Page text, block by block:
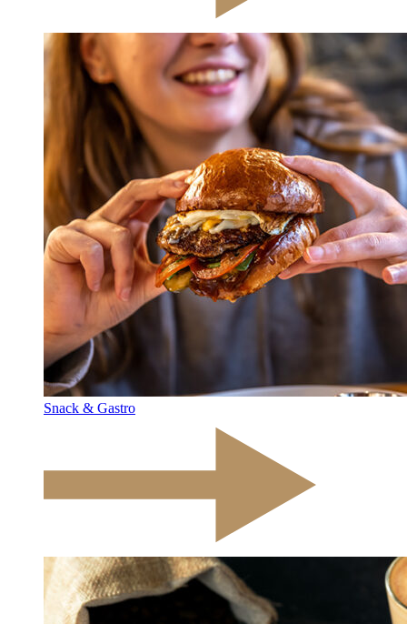
Snack & Gastro